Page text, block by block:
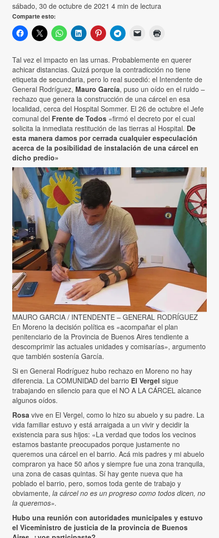
sábado, 30 de octubre de 2021 4 min de lectura
Comparte esto:
Tal vez el impacto en las urnas. Probablemente en querer
achicar distancias. Quizá porque la contradicción no tiene
etiqueta de secundaria, pero lo real sucedió: el Intendente de
General Rodríguez, Mauro García, puso un oído en el ruido –
rechazo que genera la construcción de una cárcel en esa
localidad, cerca del Hospital Sommer. El 26 de octubre el Jefe
comunal del Frente de Todos «firmó el decreto por el cual
solicita la inmediata restitución de las tierras al Hospital. De
esta manera damos por cerrada cualquier especulación
acerca de la posibilidad de instalación de una cárcel en
dicho predio»
MAURO GARCIA / INTENDENTE – GENERAL RODRÍGUEZ
En Moreno la decisión política es «acompañar el plan
penitenciario de la Provincia de Buenos Aires tendiente a
descomprimir las actuales unidades y comisarías», argumento
que también sostenía García.
Si en General Rodríguez hubo rechazo en Moreno no hay
diferencia. La COMUNIDAD del barrio El Vergel sigue
trabajando en silencio para que el NO A LA CÁRCEL alcance
algunos oídos.
Rosa vive en El Vergel, como lo hizo su abuelo y su padre. La
vida familiar estuvo y está arraigada a un vivir y decidir la
existencia para sus hijos: «La verdad que todos los vecinos
estamos bastante preocupados porque justamente no
queremos una cárcel en el barrio. Acá mis padres y mi abuelo
compraron ya hace 50 años y siempre fue una zona tranquila,
una zona de casas quintas. Sí hay gente nueva que ha
poblado el barrio, pero, somos toda gente de trabajo y
obviamente, la cárcel no es un progreso como todos dicen, no
la queremos».
Hubo una reunión con autoridades municipales y estuvo
el Viceministro de justicia de la provincia de Buenos